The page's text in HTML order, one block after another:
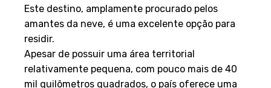
Este destino, amplamente procurado pelos
amantes da neve, é uma excelente opção para
residir.
Apesar de possuir uma área territorial
relativamente pequena, com pouco mais de 40
mil quilômetros quadrados, o país oferece uma